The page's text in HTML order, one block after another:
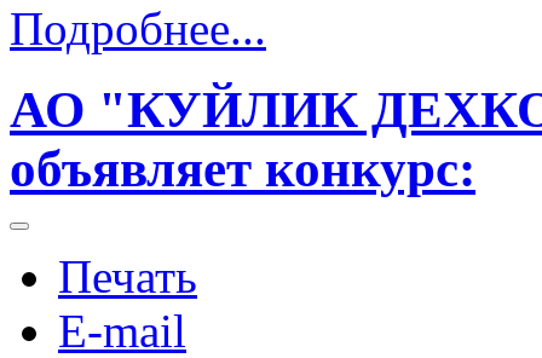
Подробнее...
АО "КУЙЛИК
объявляет конкурс:
Печать
E-mail